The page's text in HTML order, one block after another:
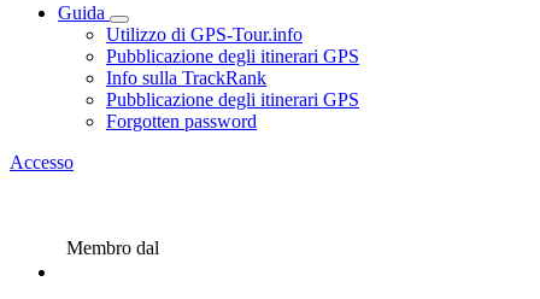
Guida
Utilizzo di GPS-Tour.info
Pubblicazione degli itinerari GPS
Info sulla TrackRank
Pubblicazione degli itinerari GPS
Forgotten password
Accesso
Membro dal